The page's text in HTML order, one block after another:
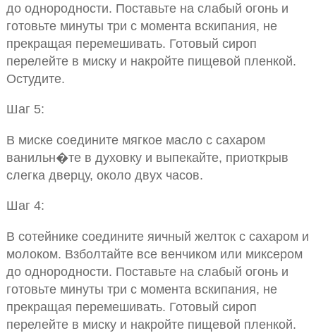
до однородности. Поставьте на слабый огонь и
готовьте минуты три с момента вскипания, не
прекращая перемешивать. Готовый сироп
перелейте в миску и накройте пищевой пленкой.
Остудите.
Шаг 5:
В миске соедините мягкое масло с сахаром
ванильн�те в духовку и выпекайте, приоткрыв
слегка дверцу, около двух часов.
Шаг 4:
В сотейнике соедините яичный желток с сахаром и
молоком. Взболтайте все венчиком или миксером
до однородности. Поставьте на слабый огонь и
готовьте минуты три с момента вскипания, не
прекращая перемешивать. Готовый сироп
перелейте в миску и накройте пищевой пленкой.